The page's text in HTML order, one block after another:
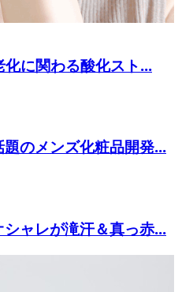
に関わる酸化スト...
のメンズ化粧品開発...
ャレが滝汗＆真っ赤...